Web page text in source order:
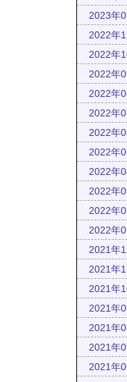
2023年
2022年
2022年
2022年
2022年
2022年
2022年
2022年
2022年
2022年
2022年
2022年
2021年
2021年
2021年
2021年
2021年
2021年
2021年